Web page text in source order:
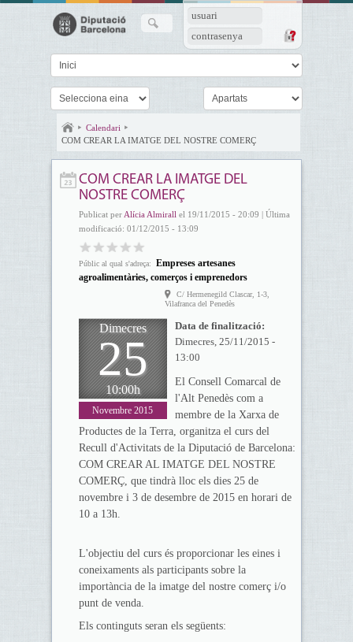
usuari
contrasenya
Calendari
COM CREAR LA IMATGE DEL NOSTRE COMERÇ
COM CREAR LA IMATGE DEL
NOSTRE COMERÇ
Publicat per Alícia Almirall el 19/11/2015 - 20:09 | Última
modificació: 01/12/2015 - 13:09
Públic al qual s'adreça:
Empreses artesanes
agroalimentàries, comerços i emprenedors
C/ Hermenegild Clascar, 1-3,
Vilafranca del Penedès
Dimecres
25
10:00h
Novembre 2015
Data de finalització:
Dimecres, 25/11/2015 -
13:00
El Consell Comarcal de
l'Alt Penedès com a
membre de la Xarxa de
Productes de la Terra, organitza el curs del
Recull d'Activitats de la Diputació de Barcelona:
COM CREAR AL IMATGE DEL NOSTRE
COMERÇ, que tindrà lloc els dies 25 de
novembre i 3 de desembre de 2015 en horari de
10 a 13h.
L'objectiu del curs és proporcionar les eines i
coneixaments als participants sobre la
importància de la imatge del nostre comerç i/o
punt de venda.
Els continguts seran els següents: